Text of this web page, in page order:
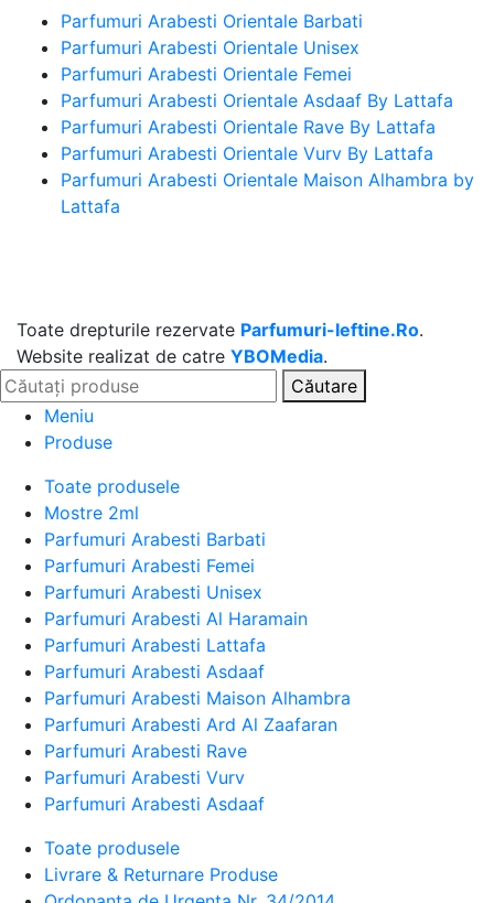
Parfumuri Arabesti Orientale Barbati
Parfumuri Arabesti Orientale Unisex
Parfumuri Arabesti Orientale Femei
Parfumuri Arabesti Orientale Asdaaf By Lattafa
Parfumuri Arabesti Orientale Rave By Lattafa
Parfumuri Arabesti Orientale Vurv By Lattafa
Parfumuri Arabesti Orientale Maison Alhambra by
Lattafa
Toate drepturile rezervate Parfumuri-Ieftine.Ro.
Website realizat de catre YBOMedia.
Căutare
Meniu
Produse
Toate produsele
Mostre 2ml
Parfumuri Arabesti Barbati
Parfumuri Arabesti Femei
Parfumuri Arabesti Unisex
Parfumuri Arabesti Al Haramain
Parfumuri Arabesti Lattafa
Parfumuri Arabesti Asdaaf
Parfumuri Arabesti Maison Alhambra
Parfumuri Arabesti Ard Al Zaafaran
Parfumuri Arabesti Rave
Parfumuri Arabesti Vurv
Parfumuri Arabesti Asdaaf
Toate produsele
Livrare & Returnare Produse